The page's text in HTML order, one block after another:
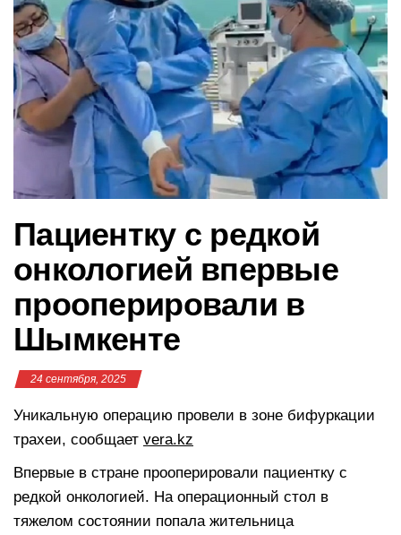
ц
и
ю
Пациентку с редкой
онкологией впервые
прооперировали в
Шымкенте
24 сентября, 2025
Уникальную операцию провели в зоне бифуркации
трахеи, сообщает vera.kz
Впервые в стране прооперировали пациентку с
редкой онкологией. На операционный стол в
тяжелом состоянии попала жительница